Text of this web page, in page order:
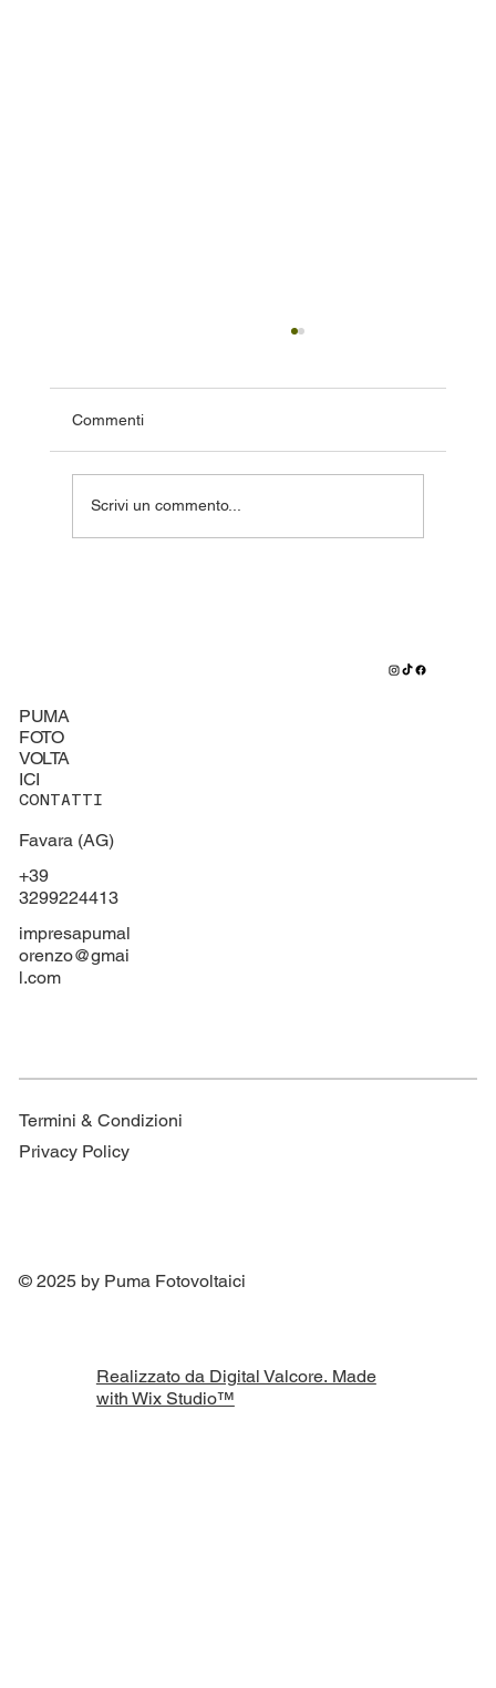
Commenti
Scrivi un commento...
PUMA
FOTO
VOLTA
ICI
CONTATTI
Favara (AG)
+39
3299224413
impresapumal
orenzo@gmai
l.com
Termini & Condizioni
Privacy Policy
© 2025 by Puma Fotovoltaici
Realizzato da Digital Valcore. Made
with Wix Studio™